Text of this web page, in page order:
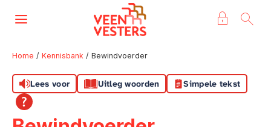
Naar hoofdinhoud
Naar hoofdnavigatiemenu
Naar zoeken
Naar de homepage
Ga naar Hoofd
Home Kennisbank Bewindvoerder
Lees voor Uitleg woorden Simpele tekst